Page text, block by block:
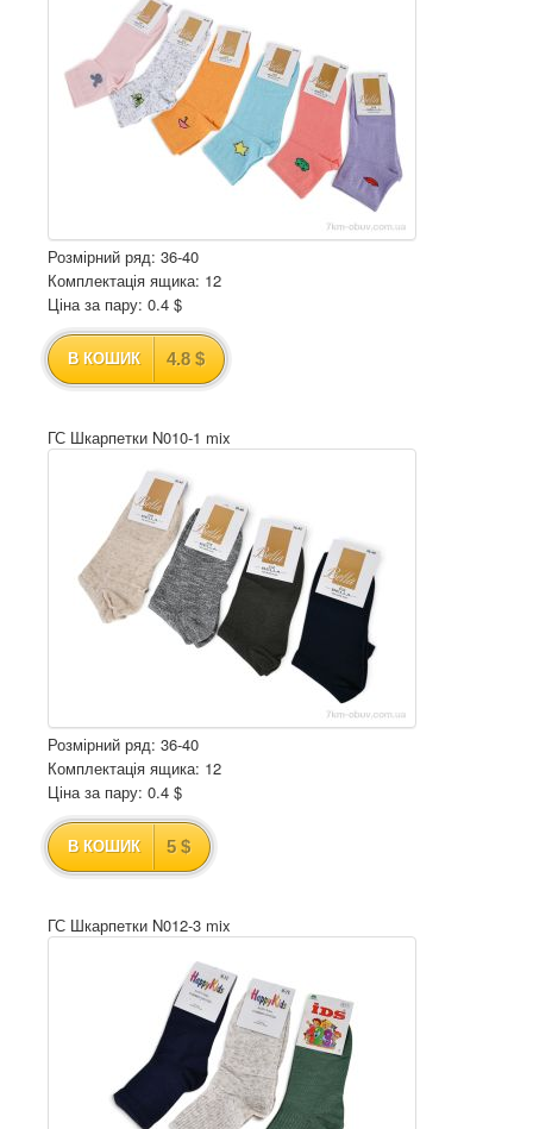
Розмірний ряд: 36-40
Комплектація ящика: 12
Ціна за пару: 0.4 $
В КОШИК 4.8 $
ГС Шкарпетки N010-1 mix
Розмірний ряд: 36-40
Комплектація ящика: 12
Ціна за пару: 0.4 $
В КОШИК 5 $
ГС Шкарпетки N012-3 mix